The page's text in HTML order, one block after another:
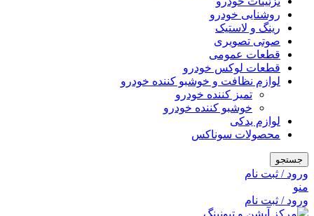
روشنایی خودرو
رینگ و لاستیک
صوتی تصویری
قطعات عمومی
قطعات لوکس خودرو
لوازم نظافت و خوشبو کننده خودرو
تمیز کننده خودرو
خوشبو کننده خودرو
لوازم یدکی
محصولات سوناکس
جستجو
ورود / ثبت نام
منو
ورود / ثبت نام